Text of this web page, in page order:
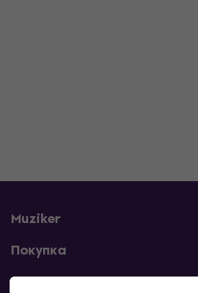
Muziker
Покупка
Полезни линкове